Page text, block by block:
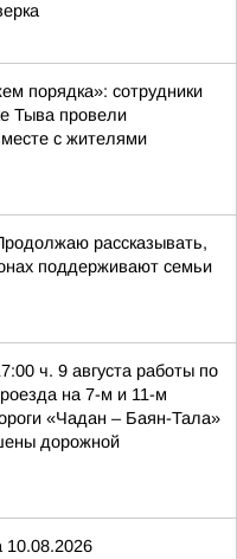
порядка»: сотрудники
Тыва провели
с жителями
рассказывать,
поддерживают семьи
ч. 9 августа работы по
на 7-м и 11-м
«Чадан – Баян-Тала»
дорожной
10.08.2026